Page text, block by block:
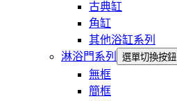
古典缸
角缸
其他浴缸系列
淋浴門系列
選單切換按鈕
無框
簡框